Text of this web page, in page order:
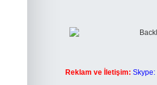
Reklam ve İletişim: